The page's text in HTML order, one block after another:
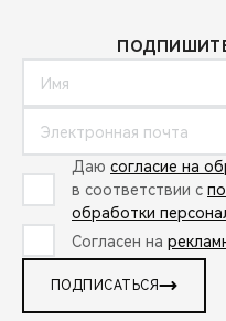
Даю согласие на
в соответствии с
обработки
Согласен на
ПОДПИСАТЬСЯ